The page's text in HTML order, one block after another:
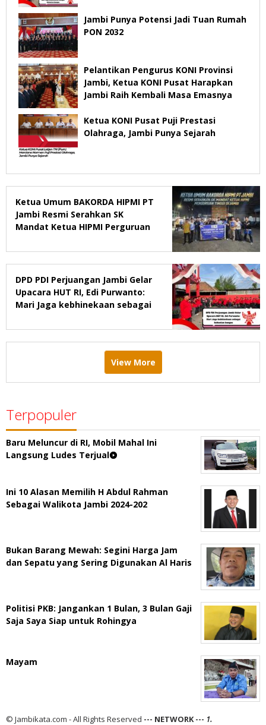
Jambi Punya Potensi Jadi Tuan Rumah
PON 2032
Pelantikan Pengurus KONI Provinsi
Jambi, Ketua KONI Pusat Harapkan
Jambi Raih Kembali Masa Emasnya
Ketua KONI Pusat Puji Prestasi
Olahraga, Jambi Punya Sejarah
Ketua Umum BAKORDA HIPMI PT
Jambi Resmi Serahkan SK
Mandat Ketua HIPMI Perguruan
DPD PDI Perjuangan Jambi Gelar
Upacara HUT RI, Edi Purwanto:
Mari Jaga kebhinekaan sebagai
View More
Terpopuler
Baru Meluncur di RI, Mobil Mahal Ini
Langsung Ludes Terjual
Ini 10 Alasan Memilih H Abdul Rahman
Sebagai Walikota Jambi 2024-202
Bukan Barang Mewah: Segini Harga Jam
dan Sepatu yang Sering Digunakan Al Haris
Politisi PKB: Jangankan 1 Bulan, 3 Bulan Gaji
Saja Saya Siap untuk Rohingya
Mayam
© Jambikata.com - All Rights Reserved --- NETWORK --- 1.